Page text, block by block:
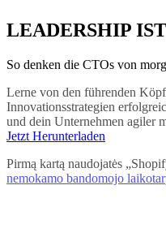
LEADERSHIP
So denken die CTOs von
Lerne von den führenden
Innovationsstrategien
und dein Unternehmen agiler
Jetzt Herunterladen
Pirmą kartą naudojatės
nemokamo bandomojo